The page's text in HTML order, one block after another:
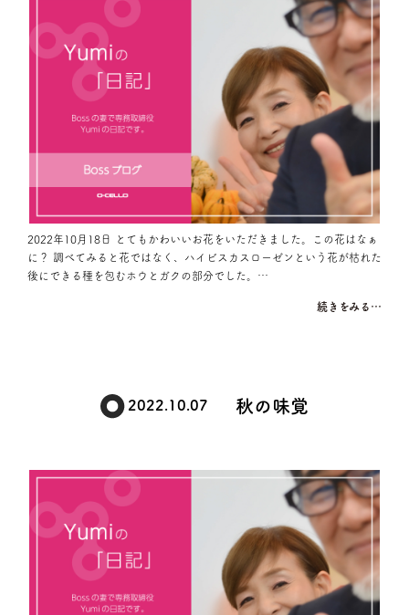
2022年10月18日 とてもかわいいお花をいただきました。この花はなぁ
に？ 調べてみると花ではなく、ハイビスカスローゼンという花が枯れた
後にできる種を包むホウとガクの部分でした。…
続きをみる…
2022.10.07 秋の味覚